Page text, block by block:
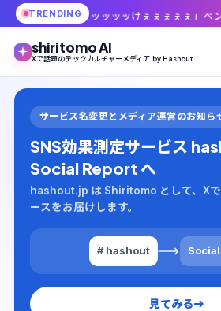
TRENDING
ッッけぇぇぇぇぇ」ペンギン動画はなぜ761
shiritomo AI
Xで話題のテックカルチャーメディア by Hashout
サービス名変更とメディア運営のお知ら
SNS効果測定サービス
Social Report へ
hashout.jp は Shiritomo として、Xで
ースをお届けします。
# hashout
見てみる